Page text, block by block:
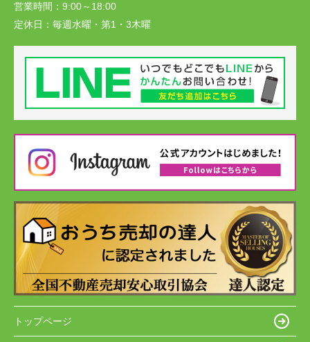
営業時間： 9:00～18:00
定休日： 毎週水曜・第1・3木曜
トップページ